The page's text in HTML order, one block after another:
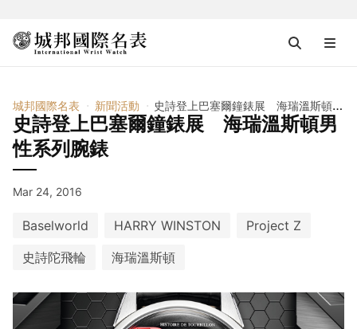
城邦國際名表 新聞活動 史詩登上巴塞爾鐘錶展 海瑞溫斯頓男性系列腕錶
史詩登上巴塞爾鐘錶展 海瑞溫斯頓男
性系列腕錶
Mar 24, 2016
Baselworld HARRY WINSTON
Project Z
史詩陀飛輪
海瑞溫斯頓